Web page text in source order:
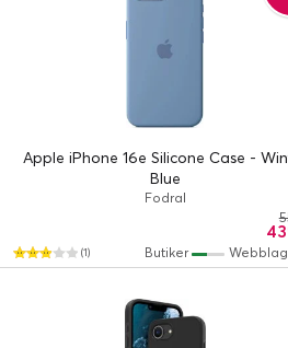
Apple iPhone 16e Silicone Case -
Blue
Fodral
(1) Butiker